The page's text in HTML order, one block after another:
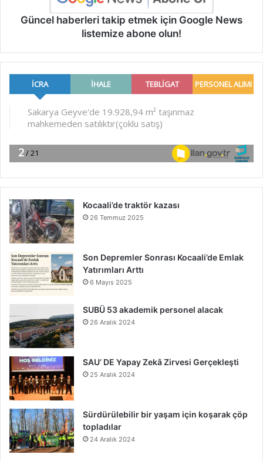
Güncel haberleri takip etmek için Google News
listemize abone olun!
Kocaali’de traktör kazası
26 Temmuz 2025
Son Depremler Sonrası Kocaali’de Emlak
Yatırımları Arttı
6 Mayıs 2025
SUBÜ 53 akademik personel alacak
26 Aralık 2024
SAU’ DE Yapay Zekâ Zirvesi Gerçekleşti
25 Aralık 2024
Sürdürülebilir bir yaşam için koşarak çöp
topladılar
24 Aralık 2024